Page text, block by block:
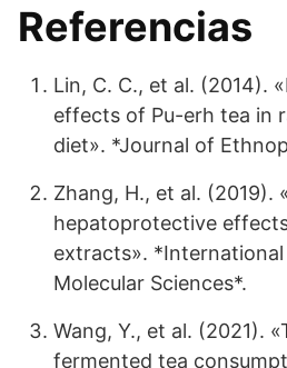
Referencias
Lin, C. C., et al. (2014).
effects of Pu-erh tea in
diet». *Journal of
Zhang, H., et al. (2019).
hepatoprotective
extracts».
Molecular Sciences*.
Wang, Y., et al. (2021).
fermented tea